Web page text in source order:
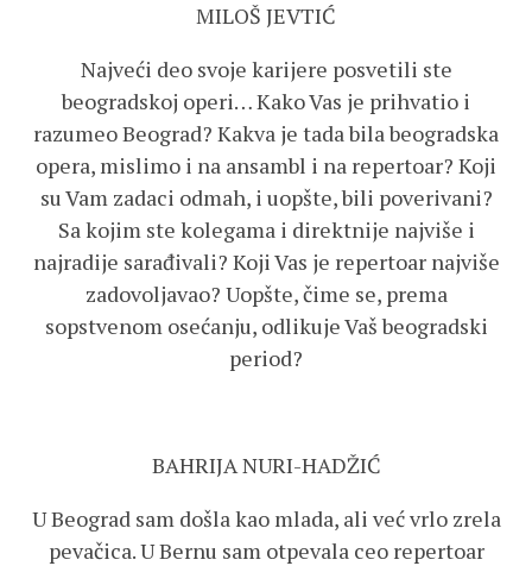
MILOŠ JEVTIĆ
Najveći deo svoje karijere posvetili ste
beogradskoj operi… Kako Vas je prihvatio i
razumeo Beograd? Kakva je tada bila beogradska
opera, mislimo i na ansambl i na repertoar? Koji
su Vam zadaci odmah, i uopšte, bili poverivani?
Sa kojim ste kolegama i direktnije najviše i
najradije sarađivali? Koji Vas je repertoar najviše
zadovoljavao? Uopšte, čime se, prema
sopstvenom osećanju, odlikuje Vaš beogradski
period?
BAHRIJA NURI-HADŽIĆ
U Beograd sam došla kao mlada, ali već vrlo zrela
pevačica. U Bernu sam otpevala ceo repertoar